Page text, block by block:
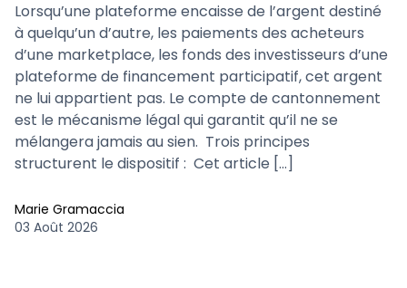
Lorsqu’une plateforme encaisse de l’argent destiné
à quelqu’un d’autre, les paiements des acheteurs
d’une marketplace, les fonds des investisseurs d’une
plateforme de financement participatif, cet argent
ne lui appartient pas. Le compte de cantonnement
est le mécanisme légal qui garantit qu’il ne se
mélangera jamais au sien. Trois principes
structurent le dispositif : Cet article […]
Marie Gramaccia
03 Août 2026